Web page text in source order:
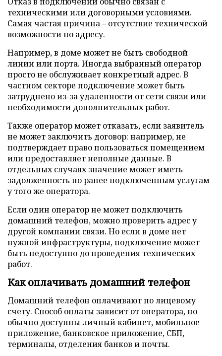
техническими или договорными условиями.
Самая частая причина – отсутствие технической
возможности по адресу.
Например, в доме может не быть свободной
линии или порта. Иногда выбранный оператор
просто не обслуживает конкретный адрес. В
частном секторе подключение может быть
затруднено из-за удаленности от сети связи или
необходимости дополнительных работ.
Также оператор может отказать, если заявитель
не может заключить договор: например, не
подтверждает право пользоваться помещением
или предоставляет неполные данные. В
отдельных случаях значение может иметь
задолженность по ранее подключенным услугам
у того же оператора.
Если один оператор не может подключить
домашний телефон, можно проверить адрес у
другой компании связи. Но если в доме нет
нужной инфраструктуры, подключение может
быть недоступно до проведения технических
работ.
Как оплачивать домашний телефон
Домашний телефон оплачивают по лицевому
счету. Способ оплаты зависит от оператора, но
обычно доступны личный кабинет, мобильное
приложение, банковское приложение, СБП,
терминалы, отделения банков и почты.